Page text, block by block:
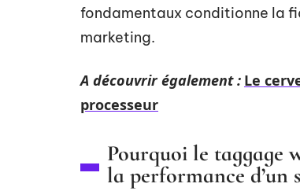
fondamentaux conditionne la
marketing.
A découvrir également : Le
processeur
Pourquoi le taggage
la performance d’un